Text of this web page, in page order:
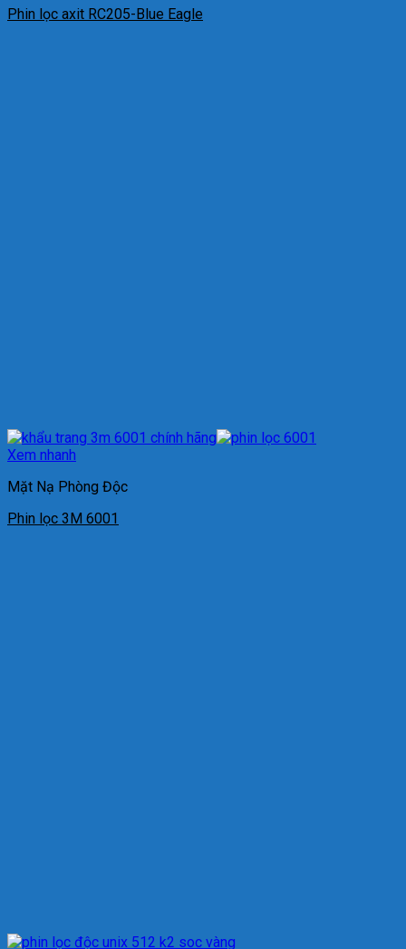
Phin lọc axit RC205-Blue Eagle
Xem nhanh
Mặt Nạ Phòng Độc
Phin lọc 3M 6001